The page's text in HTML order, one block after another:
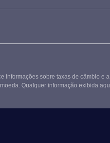
informações sobre taxas de câmbio e
Qualquer informação exibida